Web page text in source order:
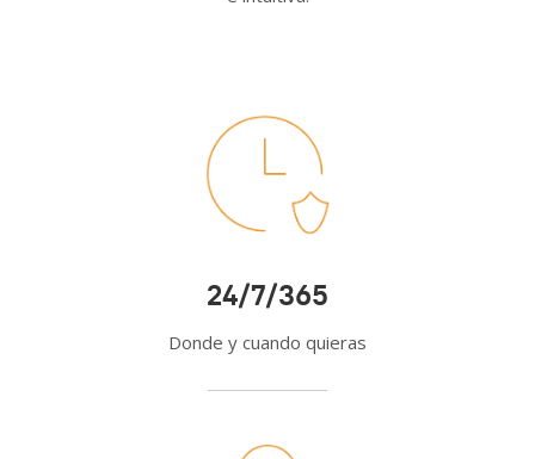
24/7/365
Donde y cuando quieras